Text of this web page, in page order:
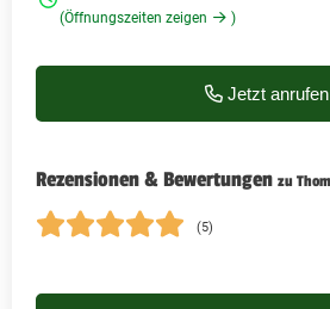
(Öffnungszeiten zeigen )
Jetzt anrufen
Rezensionen & Bewertungen zu
(5)